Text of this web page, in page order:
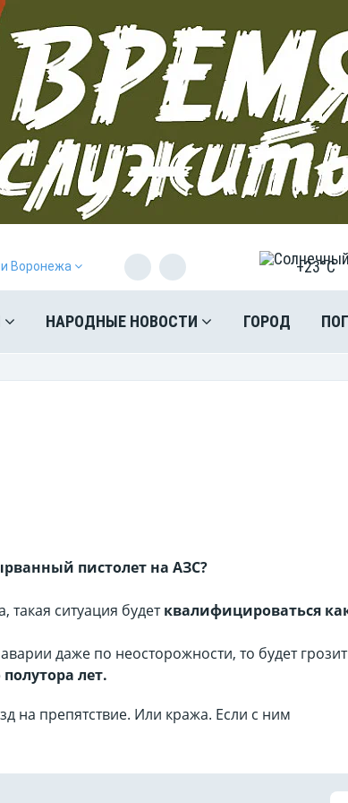
Воронежа +23°C
НАРОДНЫЕ НОВОСТИ ГОРОД
пистолет на АЗС?
такая ситуация будетквалифицироваться
даже по неосторожности, то будет
лет.
на препятствие. Или кража. Если с ним